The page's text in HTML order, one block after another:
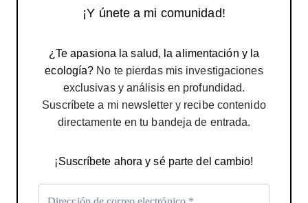
¡Y únete a mi comunidad!
¿Te apasiona la salud, la alimentación y la
ecología? No te pierdas mis investigaciones
exclusivas y análisis en profundidad.
Suscríbete a mi newsletter y recibe contenido
directamente en tu bandeja de entrada.
¡Suscríbete ahora y sé parte del cambio!